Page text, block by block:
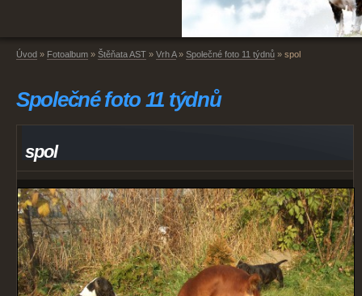
Úvod » Fotoalbum » Štěňata AST » Vrh A» Společné foto 11 týdnů » spol
Společné foto 11 týdnů
spol